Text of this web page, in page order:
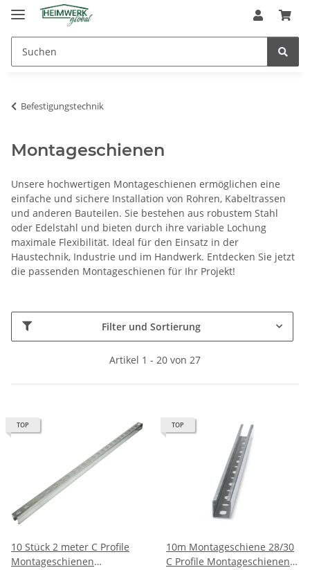
Befestigungstechnik
Montageschienen
Unsere hochwertigen Montageschienen ermöglichen eine
einfache und sichere Installation von Rohren, Kabeltrassen
und anderen Bauteilen. Sie bestehen aus robustem Stahl
oder Edelstahl und bieten durch ihre variable Lochung
maximale Flexibilität. Ideal für den Einsatz in der
Haustechnik, Industrie und im Handwerk. Entdecken Sie jetzt
die passenden Montageschienen für Ihr Projekt!
Filter und Sortierung
Artikel 1 - 20 von 27
TOP
10 Stück 2 meter C Profile
Montageschienen
TOP
10m Montageschiene 28/30
C Profile Montageschienen